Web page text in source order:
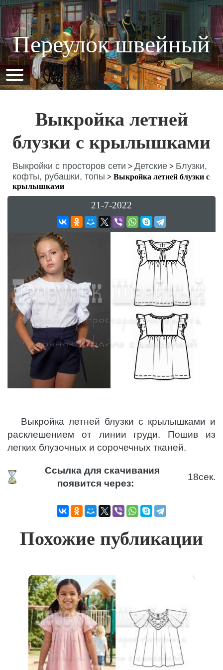
Переулок швейный
Выкройка летней
блузки с крылышками
Выкройки с просторов сети > Детские > Блузки,
кофты, рубашки, топы > Выкройка летней блузки с
крылышками
21-7-2022
Выкройка летней блузки с крылышками и
расклешением от линии груди. Пошив из
легких блузочных и сорочечных тканей.
Ссылка для скачивания
появится через:
18сек.
Похожие публикации